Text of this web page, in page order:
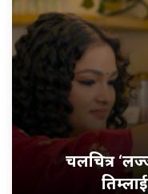
चलचित्र